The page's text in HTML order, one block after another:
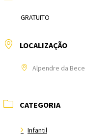
GRATUITO
LOCALIZAÇÃO
Alpendre da Bece
CATEGORIA
Infantil